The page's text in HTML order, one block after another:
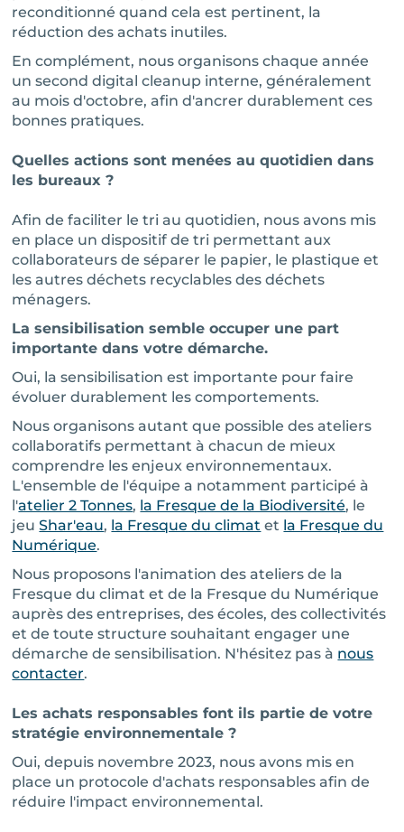
reconditionné quand cela est pertinent, la
réduction des achats inutiles.
En complément, nous organisons chaque année
un second digital cleanup interne, généralement
au mois d'octobre, afin d'ancrer durablement ces
bonnes pratiques.
Quelles actions sont menées au quotidien dans
les bureaux ?
Afin de faciliter le tri au quotidien, nous avons mis
en place un dispositif de tri permettant aux
collaborateurs de séparer le papier, le plastique et
les autres déchets recyclables des déchets
ménagers.
La sensibilisation semble occuper une part
importante dans votre démarche.
Oui, la sensibilisation est importante pour faire
évoluer durablement les comportements.
Nous organisons autant que possible des ateliers
collaboratifs permettant à chacun de mieux
comprendre les enjeux environnementaux.
L'ensemble de l'équipe a notamment participé à
l'atelier 2 Tonnes, la Fresque de la Biodiversité, le
jeuShar'eau, la Fresque du climat et la Fresque du
Numérique.
Nous proposons l'animation des ateliers de la
Fresque du climat et de la Fresque du Numérique
auprès des entreprises, des écoles, des collectivités
et de toute structure souhaitant engager une
démarche de sensibilisation. N'hésitez pas à nous
contacter.
Les achats responsables font ils partie de votre
stratégie environnementale ?
Oui, depuis novembre 2023, nous avons mis en
place un protocole d'achats responsables afin de
réduire l'impact environnemental.